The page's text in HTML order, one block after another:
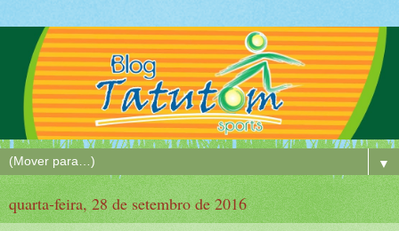
▼
quarta-feira, 28 de setembro de 2016